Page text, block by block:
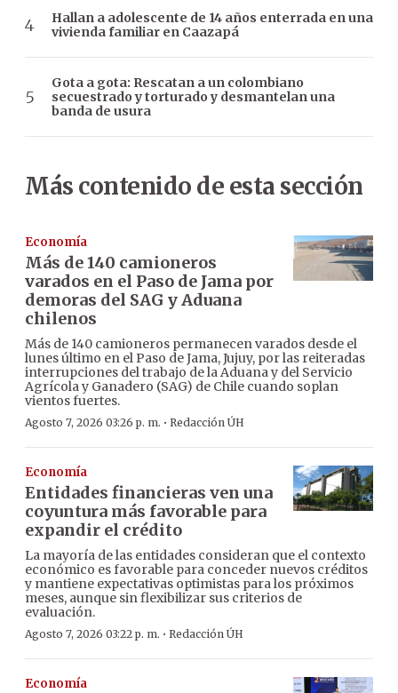
Hallan a adolescente de 14 años enterrada en una
vivienda familiar en Caazapá
Gota a gota: Rescatan a un colombiano
secuestrado y torturado y desmantelan una
banda de usura
Más contenido de esta sección
Economía
Más de 140 camioneros
varados en el Paso de Jama por
demoras del SAG y Aduana
chilenos
Más de 140 camioneros permanecen varados desde el
lunes último en el Paso de Jama, Jujuy, por las reiteradas
interrupciones del trabajo de la Aduana y del Servicio
Agrícola y Ganadero (SAG) de Chile cuando soplan
vientos fuertes.
Agosto 7, 2026 03:26 p. m. · Redacción ÚH
Economía
Entidades financieras ven una
coyuntura más favorable para
expandir el crédito
La mayoría de las entidades consideran que el contexto
económico es favorable para conceder nuevos créditos
y mantiene expectativas optimistas para los próximos
meses, aunque sin flexibilizar sus criterios de
evaluación.
Agosto 7, 2026 03:22 p. m. · Redacción ÚH
Economía